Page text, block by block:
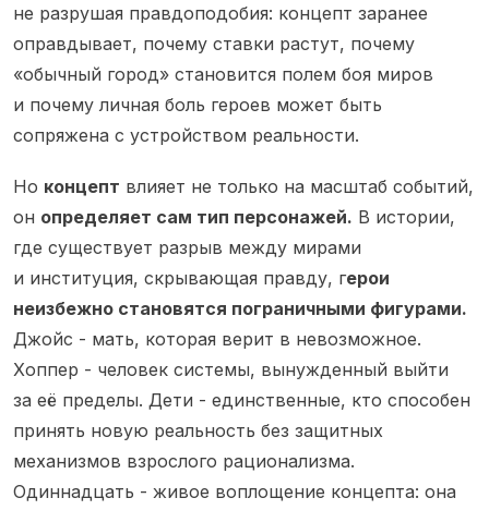
не разрушая правдоподобия: концепт заранее
оправдывает, почему ставки растут, почему
«обычный город» становится полем боя миров
и почему личная боль героев может быть
сопряжена с устройством реальности.
Но концепт влияет не только на масштаб событий,
он определяет сам тип персонажей. В истории,
где существует разрыв между мирами
и институция, скрывающая правду, герои
неизбежно становятся пограничными фигурами.
Джойс - мать, которая верит в невозможное.
Хоппер - человек системы, вынужденный выйти
за её пределы. Дети - единственные, кто способен
принять новую реальность без защитных
механизмов взрослого рационализма.
Одиннадцать - живое воплощение концепта: она